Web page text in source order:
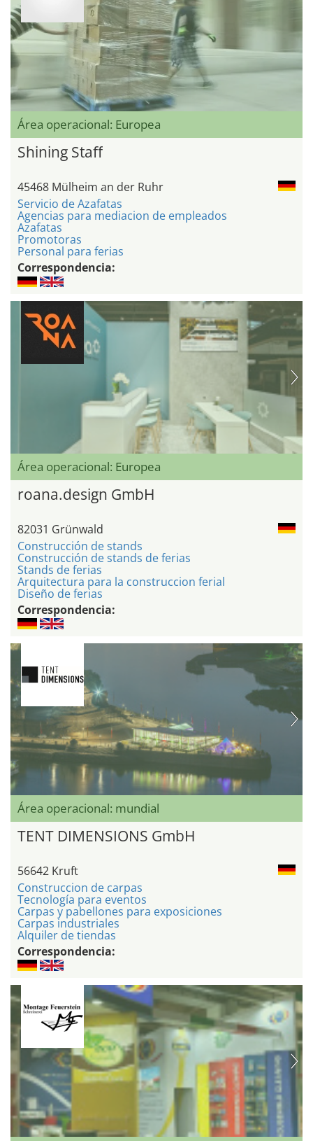
Área operacional: Europea
Shining Staff
45468 Mülheim an der Ruhr
Servicio de Azafatas
Agencias para mediacion de empleados
Azafatas
Promotoras
Personal para ferias
Correspondencia:
Área operacional: Europea
roana.design GmbH
82031 Grünwald
Construcción de stands
Construcción de stands de ferias
Stands de ferias
Arquitectura para la construccion ferial
Diseño de ferias
Correspondencia:
Área operacional: mundial
TENT DIMENSIONS GmbH
56642 Kruft
Construccion de carpas
Tecnología para eventos
Carpas y pabellones para exposiciones
Carpas industriales
Alquiler de tiendas
Correspondencia: